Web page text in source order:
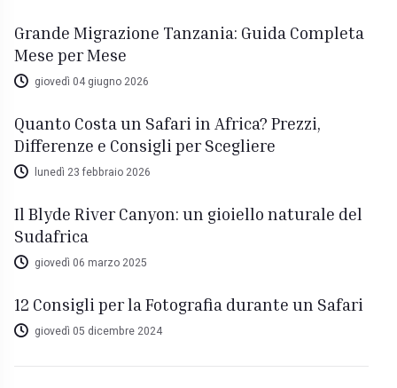
Grande Migrazione Tanzania: Guida Completa
Mese per Mese
giovedì 04 giugno 2026
Quanto Costa un Safari in Africa? Prezzi,
Differenze e Consigli per Scegliere
lunedì 23 febbraio 2026
Il Blyde River Canyon: un gioiello naturale del
Sudafrica
giovedì 06 marzo 2025
12 Consigli per la Fotografia durante un Safari
giovedì 05 dicembre 2024